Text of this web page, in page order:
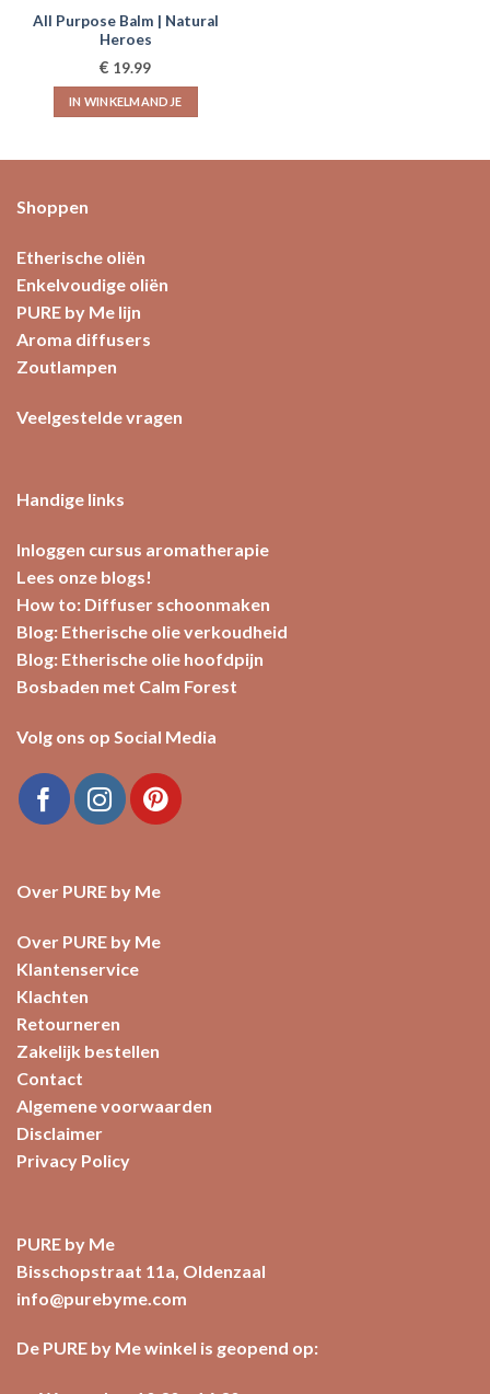
All Purpose Balm | Natural
Heroes
€ 19.99
IN WINKELMANDJE
Shoppen
Etherische oliën
Enkelvoudige oliën
PURE by Me lijn
Aroma diffusers
Zoutlampen
Veelgestelde vragen
Handige links
Inloggen cursus aromatherapie
Lees onze blogs!
How to: Diffuser schoonmaken
Blog: Etherische olie verkoudheid
Blog: Etherische olie hoofdpijn
Bosbaden met Calm Forest
Volg ons op Social Media
Over PURE by Me
Over PURE by Me
Klantenservice
Klachten
Retourneren
Zakelijk bestellen
Contact
Algemene voorwaarden
Disclaimer
Privacy Policy
PURE by Me
Bisschopstraat 11a, Oldenzaal
info@purebyme.com
De PURE by Me winkel is geopend op: